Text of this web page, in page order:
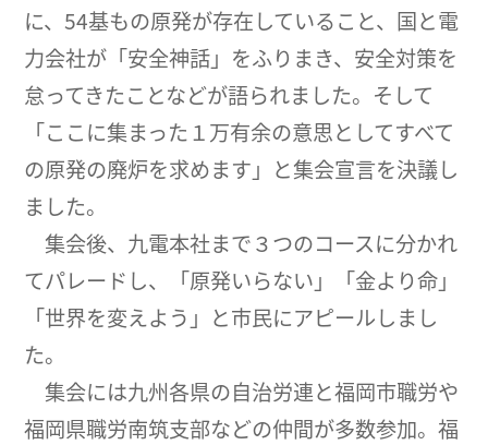
に、54基もの原発が存在していること、国と電
力会社が「安全神話」をふりまき、安全対策を
怠ってきたことなどが語られました。そして
「ここに集まった１万有余の意思としてすべて
の原発の廃炉を求めます」と集会宣言を決議し
ました。
集会後、九電本社まで３つのコースに分かれ
てパレードし、「原発いらない」「金より命」
「世界を変えよう」と市民にアピールしまし
た。
集会には九州各県の自治労連と福岡市職労や
福岡県職労南筑支部などの仲間が多数参加。福